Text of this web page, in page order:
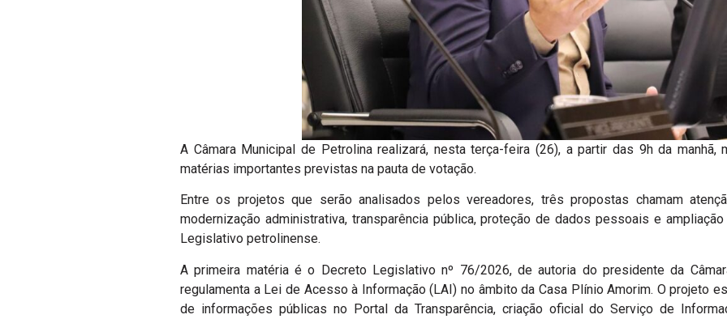
A Câmara Municipal de Petrolina realizará, nesta terça-feira (26), a partir das 9h da manhã,
matérias importantes previstas na pauta de votação.
Entre os projetos que serão analisados pelos vereadores, três propostas chamam
modernização administrativa, transparência pública, proteção de dados pessoais e
Legislativo petrolinense.
A primeira matéria é o Decreto Legislativo nº 76/2026, de autoria do presidente da
regulamenta a Lei de Acesso à Informação (LAI) no âmbito da Casa Plínio Amorim. O projeto
de informações públicas no Portal da Transparência, criação oficial do Serviço de